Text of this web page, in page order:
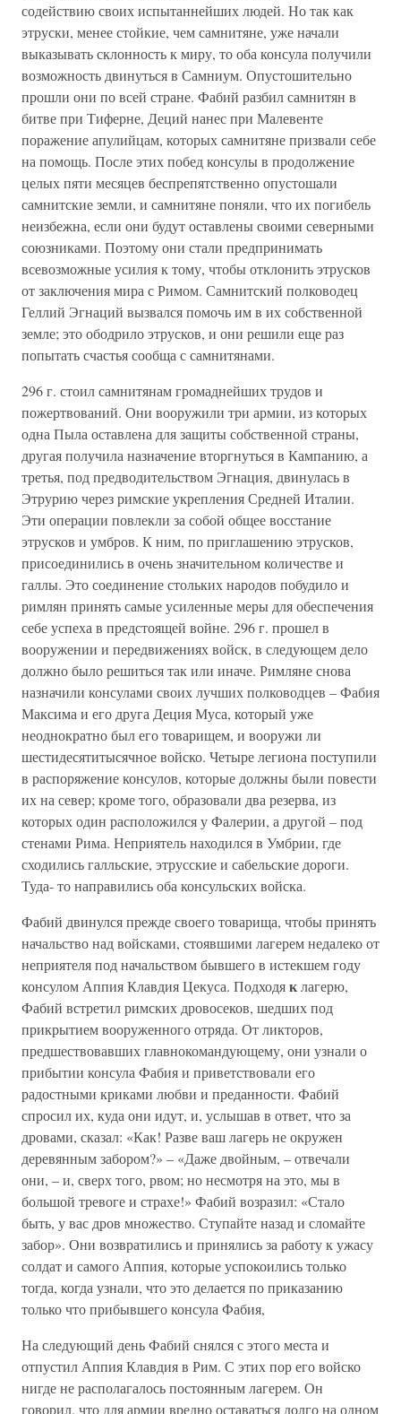
содействию своих испытаннейших людей. Но так как
этруски, менее стойкие, чем самнитяне, уже начали
выказывать склонность к миру, то оба консула получили
возможность двинуться в Самниум. Опустошительно
прошли они по всей стране. Фабий разбил самнитян в
битве при Тиферне, Деций нанес при Малевенте
поражение апулийцам, которых самнитяне призвали себе
на помощь. После этих побед консулы в продолжение
целых пяти месяцев беспрепятственно опустошали
самнитские земли, и самнитяне поняли, что их погибель
неизбежна, если они будут оставлены своими северными
союзниками. Поэтому они стали предпринимать
всевозможные усилия к тому, чтобы отклонить этрусков
от заключения мира с Римом. Самнитский полководец
Геллий Эгнаций вызвался помочь им в их собственной
земле; это ободрило этрусков, и они решили еще раз
попытать счастья сообща с самнитянами.
296 г. стоил самнитянам громаднейших трудов и
пожертвований. Они вооружили три армии, из которых
одна Пыла оставлена для защиты собственной страны,
другая получила назначение вторгнуться в Кампанию, а
третья, под предводительством Эгнация, двинулась в
Этрурию через римские укрепления Средней Италии.
Эти операции повлекли за собой общее восстание
этрусков и умбров. К ним, по приглашению этрусков,
присоединились в очень значительном количестве и
галлы. Это соединение стольких народов побудило и
римлян принять самые усиленные меры для обеспечения
себе успеха в предстоящей войне. 296 г. прошел в
вооружении и передвижениях войск, в следующем дело
должно было решиться так или иначе. Римляне снова
назначили консулами своих лучших полководцев – Фабия
Максима и его друга Деция Муса, который уже
неоднократно был его товарищем, и вооружи ли
шестидесятитысячное войско. Четыре легиона поступили
в распоряжение консулов, которые должны были повести
их на север; кроме того, образовали два резерва, из
которых один расположился у Фалерии, а другой – под
стенами Рима. Неприятель находился в Умбрии, где
сходились галльские, этрусские и сабельские дороги.
Туда- то направились оба консульских войска.
Фабий двинулся прежде своего товарища, чтобы принять
начальство над войсками, стоявшими лагерем недалеко от
неприятеля под начальством бывшего в истекшем году
консулом Аппия Клавдия Цекуса. Подходяклагерю,
Фабий встретил римских дровосеков, шедших под
прикрытием вооруженного отряда. От ликторов,
предшествовавших главнокомандующему, они узнали о
прибытии консула Фабия и приветствовали его
радостными криками любви и преданности. Фабий
спросил их, куда они идут, и, услышав в ответ, что за
дровами, сказал: «Как! Разве ваш лагерь не окружен
деревянным забором?» – «Даже двойным, – отвечали
они, – и, сверх того, рвом; но несмотря на это, мы в
большой тревоге и страхе!» Фабий возразил: «Стало
быть, у вас дров множество. Ступайте назад и сломайте
забор». Они возвратились и принялись за работу к ужасу
солдат и самого Аппия, которые успокоились только
тогда, когда узнали, что это делается по приказанию
только что прибывшего консула Фабия,
На следующий день Фабий снялся с этого места и
отпустил Аппия Клавдия в Рим. С этих пор его войско
нигде не располагалось постоянным лагерем. Он
говорил, что для армии вредно оставаться долго на одном